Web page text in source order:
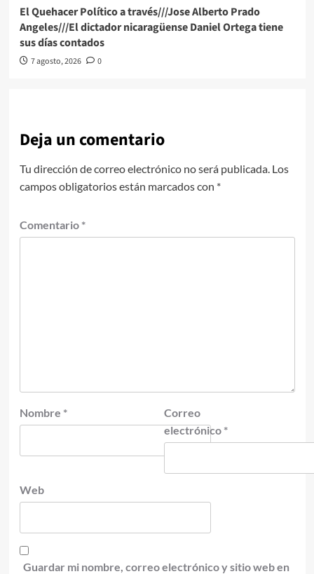
El Quehacer Político a través///Jose Alberto Prado
Angeles///El dictador nicaragüense Daniel Ortega tiene
sus días contados
7 agosto, 2026 0
Deja un comentario
Tu dirección de correo electrónico no será publicada. Los
campos obligatorios están marcados con *
Comentario *
Nombre *
Correo
electrónico *
Web
Guardar mi nombre, correo electrónico y sitio web en